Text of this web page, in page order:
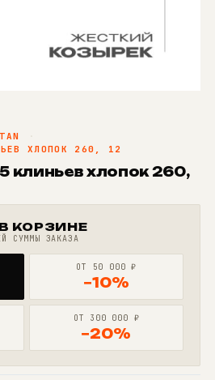
·
ХЛОПОК 260, 12
клиньев хлопок 260,
КОРЗИНЕ
СУММЫ ЗАКАЗА
ОТ 50 000 ₽
−10%
ОТ 300 000 ₽
−20%